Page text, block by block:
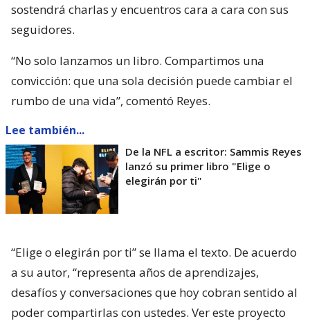
sostendrá charlas y encuentros cara a cara con sus
seguidores.
“No solo lanzamos un libro. Compartimos una
convicción: que una sola decisión puede cambiar el
rumbo de una vida”, comentó Reyes.
Lee también...
De la NFL a escritor: Sammis Reyes
lanzó su primer libro "Elige o
elegirán por ti"
“Elige o elegirán por ti” se llama el texto. De acuerdo
a su autor, “representa años de aprendizajes,
desafíos y conversaciones que hoy cobran sentido al
poder compartirlas con ustedes. Ver este proyecto